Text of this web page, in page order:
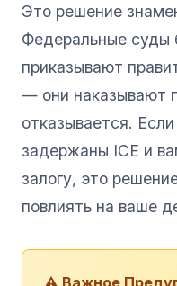
Это решение
Федеральные суды
приказывают
— они наказывают
отказывается.
задержаны ICE и
залогу, это
повлиять на ваше
⚠️ Важное